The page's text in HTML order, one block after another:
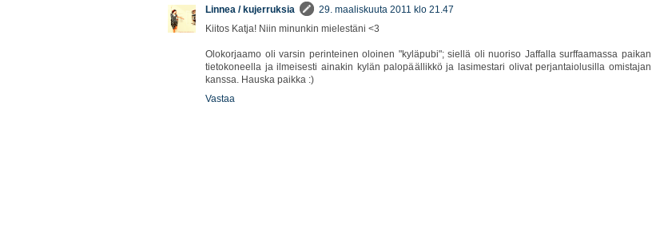
Linnea / kujerruksia
29. maaliskuuta 2011 klo 21.47
Kiitos Katja! Niin minunkin mielestäni <3
Olokorjaamo oli varsin perinteinen oloinen "kyläpubi"; siellä oli nuoriso Jaffalla surffaamassa paikan
tietokoneella ja ilmeisesti ainakin kylän palopäällikkö ja lasimestari olivat perjantaiolusilla omistajan
kanssa. Hauska paikka :)
Vastaa